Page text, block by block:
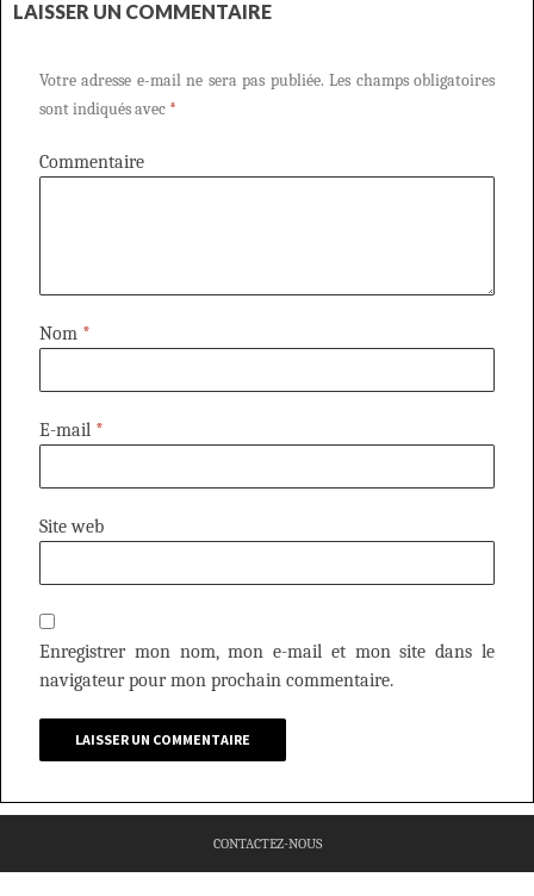
LAISSER UN COMMENTAIRE
Votre adresse e-mail ne sera pas publiée. Les champs obligatoires
sont indiqués avec *
Commentaire
Nom *
E-mail *
Site web
Enregistrer mon nom, mon e-mail et mon site dans le
navigateur pour mon prochain commentaire.
CONTACTEZ-NOUS